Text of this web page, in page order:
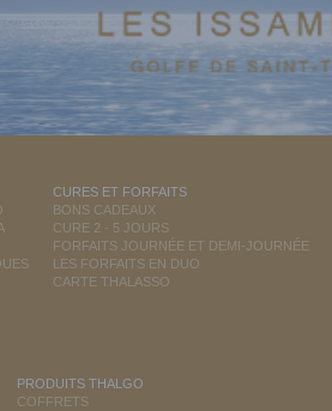
CURES ET FORFAITS
BONS CADEAUX
CURE 2 - 5 JOURS
FORFAITS JOURNÉE ET DEMI-JOURNÉE
LES FORFAITS EN DUO
CARTE THALASSO
PRODUITS THALGO
COFFRETS